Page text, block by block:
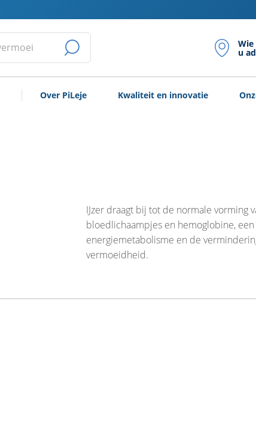
ZOEKOPDRACHT
STARTEN
u
Over PiLeje Kwaliteit en innovatie
IJzer draagt bij tot de normale vorming
bloedlichaampjes en hemoglobine,
energiemetabolisme en de
vermoeidheid.